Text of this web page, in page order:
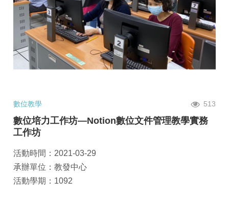
數位教學 513
數位培力工作坊—Notion數位文件管理教學實務
工作坊
活動時間：2021-03-29
承辦單位：教發中心
活動學期：1092